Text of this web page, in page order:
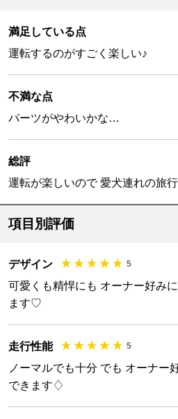
満足している点
運転するのがすごく楽しい♪
不満な点
パーツがやわいかな…
総評
運転が楽しいので 愛犬連れの旅
項目別評価
デザイン 5
可愛くも精悍にも オーナー好み
ます♡
走行性能 5
ノーマルでも十分 でも オーナー
できます♢